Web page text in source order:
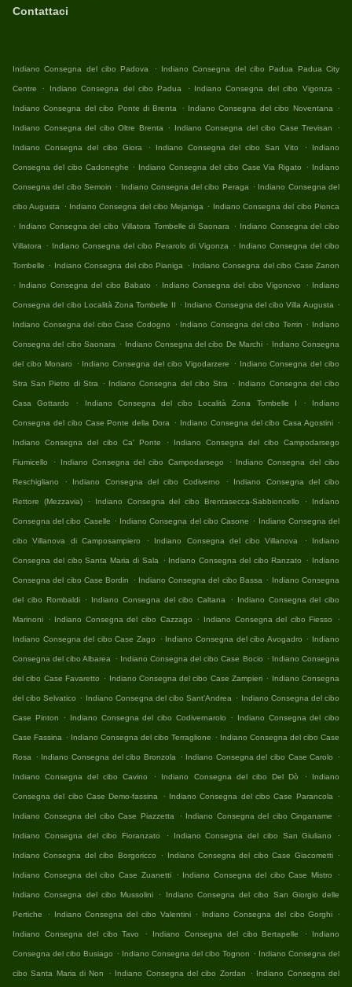
Contattaci
Indiano Consegna del cibo Padova . Indiano Consegna del cibo Padua Padua City
Centre . Indiano Consegna del cibo Padua . Indiano Consegna del cibo Vigonza .
Indiano Consegna del cibo Ponte di Brenta . Indiano Consegna del cibo Noventana .
Indiano Consegna del cibo Oltre Brenta . Indiano Consegna del cibo Case Trevisan .
Indiano Consegna del cibo Giora . Indiano Consegna del cibo San Vito . Indiano
Consegna del cibo Cadoneghe . Indiano Consegna del cibo Case Via Rigato . Indiano
Consegna del cibo Semoin . Indiano Consegna del cibo Peraga . Indiano Consegna del
cibo Augusta . Indiano Consegna del cibo Mejaniga . Indiano Consegna del cibo Pionca
. Indiano Consegna del cibo Villatora Tombelle di Saonara . Indiano Consegna del cibo
Villatora . Indiano Consegna del cibo Perarolo di Vigonza . Indiano Consegna del cibo
Tombelle . Indiano Consegna del cibo Pianiga . Indiano Consegna del cibo Case Zanon
. Indiano Consegna del cibo Babato . Indiano Consegna del cibo Vigonovo . Indiano
Consegna del cibo Località Zona Tombelle II . Indiano Consegna del cibo Villa Augusta .
Indiano Consegna del cibo Case Codogno . Indiano Consegna del cibo Terrin . Indiano
Consegna del cibo Saonara . Indiano Consegna del cibo De Marchi . Indiano Consegna
del cibo Monaro . Indiano Consegna del cibo Vigodarzere . Indiano Consegna del cibo
Stra San Pietro di Stra . Indiano Consegna del cibo Stra . Indiano Consegna del cibo
Casa Gottardo . Indiano Consegna del cibo Località Zona Tombelle I . Indiano
Consegna del cibo Case Ponte della Dora . Indiano Consegna del cibo Casa Agostini .
Indiano Consegna del cibo Ca' Ponte . Indiano Consegna del cibo Campodarsego
Fiumicello . Indiano Consegna del cibo Campodarsego . Indiano Consegna del cibo
Reschigliano . Indiano Consegna del cibo Codiverno . Indiano Consegna del cibo
Rettore (Mezzavia) . Indiano Consegna del cibo Brentasecca-Sabbioncello . Indiano
Consegna del cibo Caselle . Indiano Consegna del cibo Casone . Indiano Consegna del
cibo Villanova di Camposampiero . Indiano Consegna del cibo Villanova . Indiano
Consegna del cibo Santa Maria di Sala . Indiano Consegna del cibo Ranzato . Indiano
Consegna del cibo Case Bordin . Indiano Consegna del cibo Bassa . Indiano Consegna
del cibo Rombaldi . Indiano Consegna del cibo Caltana . Indiano Consegna del cibo
Marinoni . Indiano Consegna del cibo Cazzago . Indiano Consegna del cibo Fiesso .
Indiano Consegna del cibo Case Zago . Indiano Consegna del cibo Avogadro . Indiano
Consegna del cibo Albarea . Indiano Consegna del cibo Case Bocio . Indiano Consegna
del cibo Case Favaretto . Indiano Consegna del cibo Case Zampieri . Indiano Consegna
del cibo Selvatico . Indiano Consegna del cibo Sant'Andrea . Indiano Consegna del cibo
Case Pinton . Indiano Consegna del cibo Codivernarolo . Indiano Consegna del cibo
Case Fassina . Indiano Consegna del cibo Terraglione . Indiano Consegna del cibo Case
Rosa . Indiano Consegna del cibo Bronzola . Indiano Consegna del cibo Case Carolo .
Indiano Consegna del cibo Cavino . Indiano Consegna del cibo Del Dò . Indiano
Consegna del cibo Case Demo-fassina . Indiano Consegna del cibo Case Parancola .
Indiano Consegna del cibo Case Piazzetta . Indiano Consegna del cibo Cinganame .
Indiano Consegna del cibo Fioranzato . Indiano Consegna del cibo San Giuliano .
Indiano Consegna del cibo Borgoricco . Indiano Consegna del cibo Case Giacometti .
Indiano Consegna del cibo Case Zuanetti . Indiano Consegna del cibo Case Mistro .
Indiano Consegna del cibo Mussolini . Indiano Consegna del cibo San Giorgio delle
Pertiche . Indiano Consegna del cibo Valentini . Indiano Consegna del cibo Gorghi .
Indiano Consegna del cibo Tavo . Indiano Consegna del cibo Bertapelle . Indiano
Consegna del cibo Busiago . Indiano Consegna del cibo Tognon . Indiano Consegna del
cibo Santa Maria di Non . Indiano Consegna del cibo Zordan . Indiano Consegna del